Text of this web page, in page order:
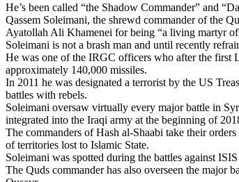
He’s been called “the Shadow Commander” and “
Qassem Soleimani, the shrewd commander of the
Ayatollah Ali Khamenei forbeing “a living martyr
Soleimani is not a brash man and until recently
He was one of the IRGC officers who afterthe first
approximately 140,000 missiles.
In 2011 he was designated a terrorist by the US
battles with rebels.
Soleimani oversaw virtually every majorbattle in
integrated into the Iraqi army at the beginning of
The commanders of Hash al-Shaabi take their orders
ofterritories lost to Islamic State.
Soleimani was spotted during the battles against
The Quds commander has also overseen the major